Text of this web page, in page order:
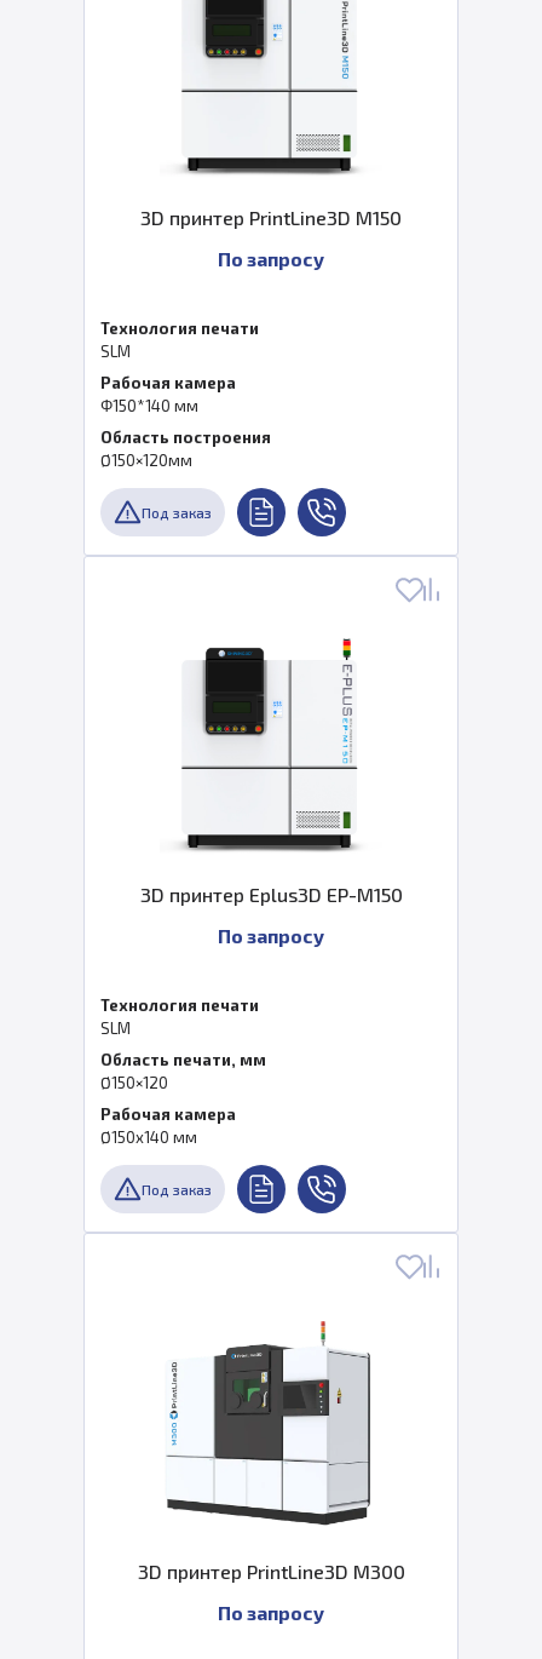
3D принтер PrintLine3D M150
По запросу
Технология печати
SLM
Рабочая камера
Φ150*140 мм
Область построения
Ø150×120мм
Под заказ
3D принтер Eplus3D EP-M150
По запросу
Технология печати
SLM
Область печати, мм
Ø150×120
Рабочая камера
Ø150x140 мм
Под заказ
3D принтер PrintLine3D M300
По запросу